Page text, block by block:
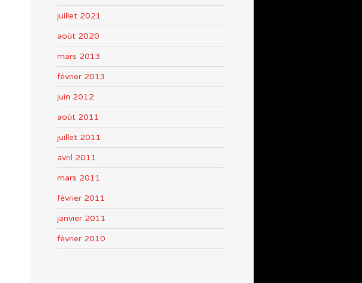
juillet 2021
août 2020
mars 2013
février 2013
juin 2012
août 2011
juillet 2011
avril 2011
mars 2011
février 2011
janvier 2011
février 2010